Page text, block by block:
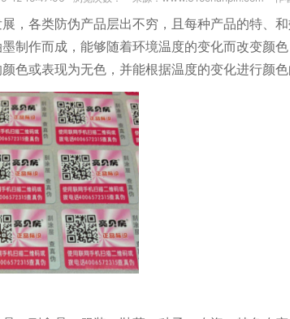
，各类防伪产品层出不穷，且每种产品的特、
制作而成，能够随着环境温度的变化而改变颜
色或表现为无色，并能根据温度的变化进行颜色